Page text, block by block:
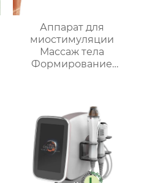
Аппарат для
миостимуляции
Массаж тела
Формирование